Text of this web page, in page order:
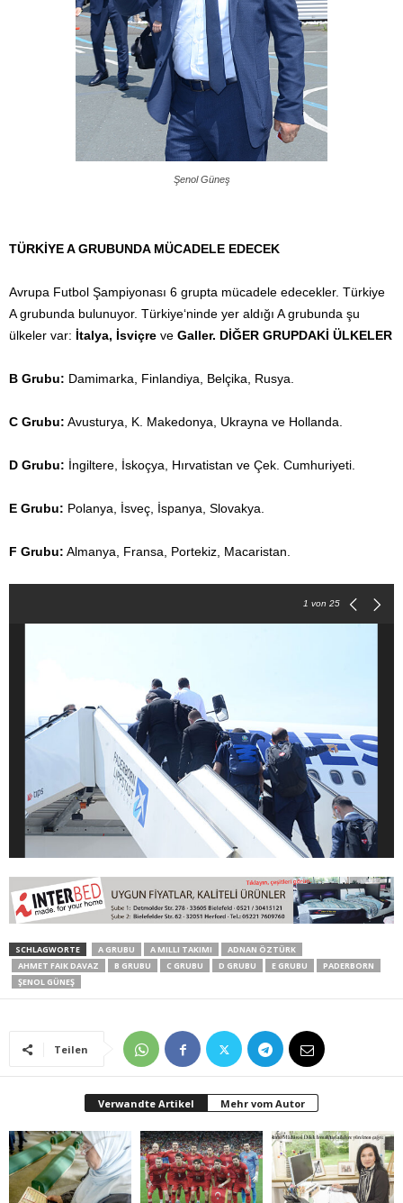
Şenol Güneş
TÜRKİYE A GRUBUNDA MÜCADELE EDECEK
Avrupa Futbol Şampiyonası 6 grupta mücadele edecekler. Türkiye
A grubunda bulunuyor. Türkiye‘ninde yer aldığı A grubunda şu
ülkeler var: İtalya, İsviçre ve Galler. DİĞER GRUPDAKİ ÜLKELER
B Grubu: Damimarka, Finlandiya, Belçika, Rusya.
C Grubu: Avusturya, K. Makedonya, Ukrayna ve Hollanda.
D Grubu: İngiltere, İskoçya, Hırvatistan ve Çek. Cumhuriyeti.
E Grubu: Polanya, İsveç, İspanya, Slovakya.
F Grubu: Almanya, Fransa, Portekiz, Macaristan.
1 von 25
SCHLAGWORTE A GRUBU A MILLI TAKIMI
ADNAN ÖZTÜRK
AHMET FAIK DAVAZ
B GRUBU C GRUBU D GRUBU E GRUBU
PADERBORN
ŞENOL GÜNEŞ
Teilen
Verwandte Artikel Mehr vom Autor